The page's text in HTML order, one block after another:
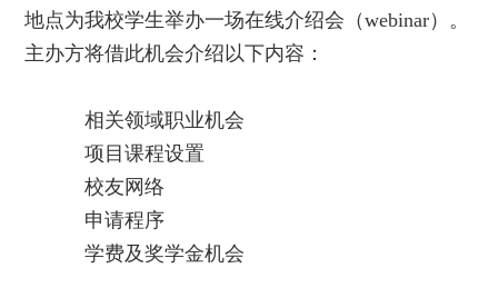
地点为我校学生举办一场在线介绍会（webinar）。
主办方将借此机会介绍以下内容：
相关领域职业机会
项目课程设置
校友网络
申请程序
学费及奖学金机会